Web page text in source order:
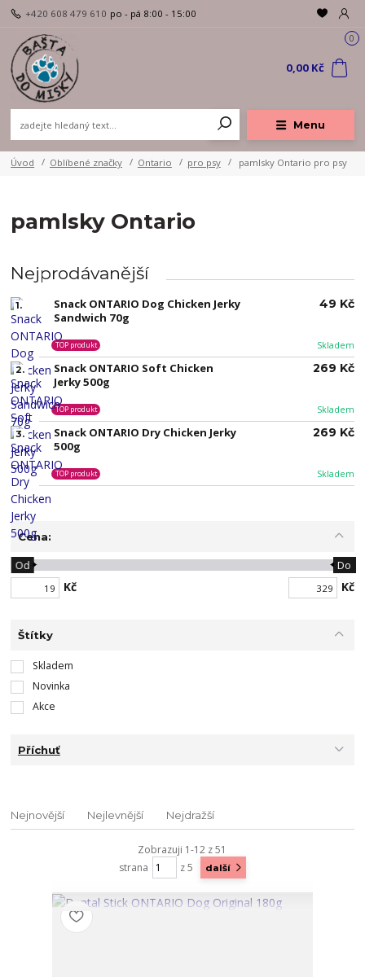
Menu
+420 608 479 610 po - pá 8:00 - 15:00
0
0,00 Kč
Úvod Oblíbené značky Ontario pro psy pamlsky Ontario pro psy
pamlsky Ontario
Nejprodávanější
1.
Snack ONTARIO Dog Chicken Jerky
Sandwich 70g
Skladem
TOP produkt
49 Kč
2.
Snack ONTARIO Soft Chicken
Jerky 500g
Skladem
TOP produkt
269 Kč
3.
Snack ONTARIO Dry Chicken Jerky
500g
Skladem
TOP produkt
269 Kč
Cena:
Kč
Od Do
Kč
Štítky
Skladem
Novinka
Akce
Příchuť
Nejnovější Nejlevnější Nejdražší
Zobrazuji 1-12 z 51
strana
z 5 další